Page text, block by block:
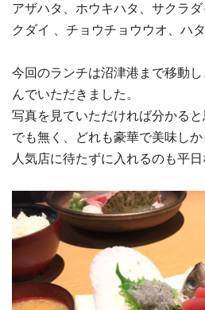
アザハタ、ホウキハタ、サクラ
クダイ 、チョウチョウウオ、ハ
今回のランチは沼津港まで移動
んでいただきました。
写真を見ていただければ分かる
でも無く、どれも豪華で美味しか
人気店に待たずに入れるのも平日